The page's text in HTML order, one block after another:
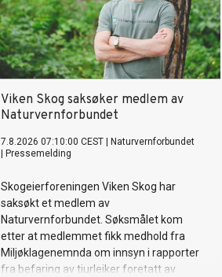
C-segment van in Denmark, the
Netherlands, Norway and Sweden
Viken Skog saksøker medlem av
Naturvernforbundet
7.8.2026 07:10:00 CEST
Naturvernforbundet
Pressemelding
Skogeierforeningen Viken Skog har
saksøkt et medlem av
Naturvernforbundet. Søksmålet kom
etter at medlemmet fikk medhold fra
Miljøklagenemnda om innsyn i rapporter
fra befaring av tiurleiker foretatt av